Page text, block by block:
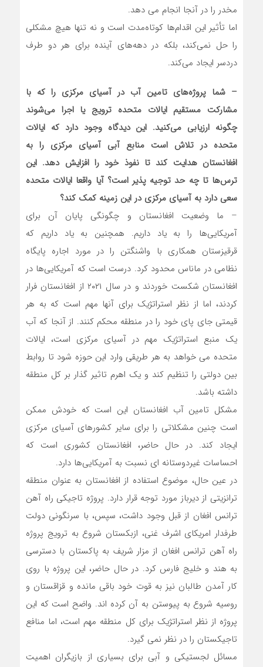
مخدر را در آنجا انجام می دهد.
اما تأثیر این اقدام‌ها کوتاه‌مدت است و نه تنها هیچ مشکلی
را حل نمی‌کند، بلکه در دهه‌های آینده برای هر دو طرف
دردسر ایجاد می‌کند.
– شما پروژه‌های تامین آب در آسیای مرکزی را که با
مشارکت مستقیم ایالات متحده ترویج یا اجرا می‌شوند
چگونه ارزیابی می‌کنید. این دیدگاه وجود دارد که ایالات
متحده در تلاش است منابع آبی آسیای مرکزی را به
افغانستان هدایت کند تا نفوذ خود را افزایش دهد. این
ترس‌ها تا چه حد توجیه پذیر است؟ آیا واقعا ایالات متحده
سعی دارد به آسیای مرکزی در این زمینه کمک کند؟
– ما وضعیت افغانستان و چگونگی پایان آن برای
آمریکایی‌ها را به یاد داریم. همچنین به یاد داریم که
قرقیزستان همکاری با واشنگتن را در مورد اجاره پایگاه
نظامی در ماناس محدود کرد. درست است که آمریکایی‌ها در
افغانستان شکست خوردند و در سال ۲۰۲۱ از افغانستان فرار
کردند، اما از نظر استراتژیک برای آنها مهم است که به هر
قیمتی جای پای خود را در منطقه محکم کنند. از آنجا که آب
یک منبع استراتژیک مهم در آسیای مرکزی است، ایالات
متحده می خواهد به هر طریقی وارد این حوزه شود تا روابط
بین دولتی را تنظیم کند و یک اهرم تاثیر گذار بر کل منطقه
داشته باشد.
مشکل تامین آب افغانستان این است که خودش ممکن
است چنین مشکلاتی را برای سایر کشورهای آسیای مرکزی
ایجاد کند. در حال حاضر، افغانستان کشوری است که
احساسات غیردوستانه ای نسبت به آمریکایی‌ها دارد.
در عین حال، موضوع استفاده از افغانستان به عنوان منطقه
ترانزیتی از دیرباز مورد توجه قرار دارد. پروژه تاجیکی راه آهن
ترانس افغان از قبل وجود داشت، سپس، با سرنگونی دولت
طرفدار امریکای اشرف غنی، ازبکستان شروع به ترویج پروژه
راه آهن ترانس افغان از مزار شریف به پاکستان با دسترسی
به هند و خلیج فارس کرد. در حال حاضر، این پروژه با روی
کار آمدن طالبان نیز به قوت خود باقی مانده و قزاقستان و
روسیه شروع به پیوستن به آن کرده اند. واضح است که این
پروژه از نظر استراتژیک برای کل منطقه مهم است، اما منافع
تاجیکستان را در نظر نمی گیرد.
مسائل لجستیکی و آبی برای بسیاری از بازیگران اهمیت